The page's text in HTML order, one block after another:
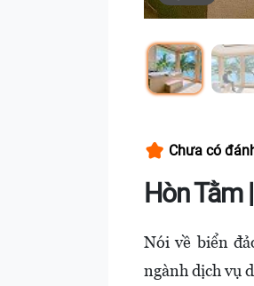
Chưa có
Hòn
Nói về biển
ngành dịch vụ